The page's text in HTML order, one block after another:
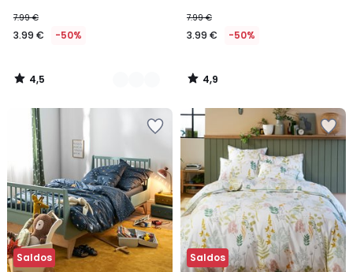
7.99 €
3.99 € -50%
4,5
/
7.99 €
3.99 € -50%
4,9
/
Saldos Saldos